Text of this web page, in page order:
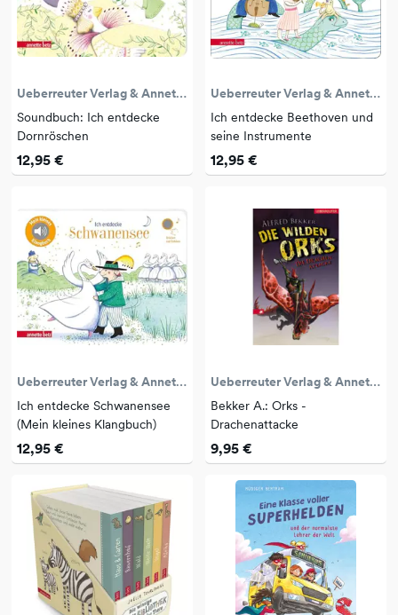
Ueberreuter Verlag & Annette Betz
Soundbuch: Ich entdecke
Dornröschen
12,95 €
Ueberreuter Verlag & Annette Betz
Ich entdecke Beethoven und
seine Instrumente
12,95 €
Ueberreuter Verlag & Annette Betz
Ich entdecke Schwanensee
(Mein kleines Klangbuch)
12,95 €
Ueberreuter Verlag & Annette Betz
Bekker A.: Orks -
Drachenattacke
9,95 €